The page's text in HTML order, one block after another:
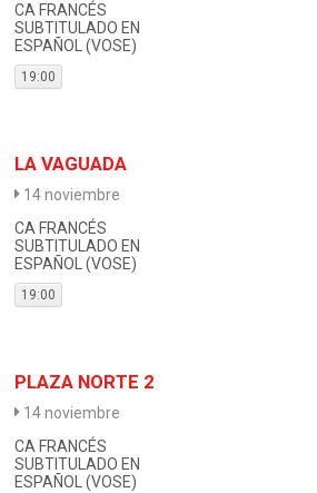
CA FRANCÉS
SUBTITULADO EN
ESPAÑOL (VOSE)
19:00
LA VAGUADA
14 noviembre
CA FRANCÉS
SUBTITULADO EN
ESPAÑOL (VOSE)
19:00
PLAZA NORTE 2
14 noviembre
CA FRANCÉS
SUBTITULADO EN
ESPAÑOL (VOSE)